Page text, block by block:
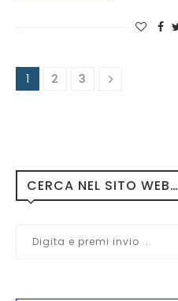
1 2 3
CERCA NEL SITO WEB…